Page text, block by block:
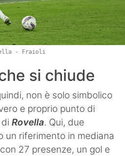
- Fraioli
si chiude
non è solo simbolico
e proprio punto di
Rovella. Qui, due
un riferimento in mediana
27 presenze, un gol e